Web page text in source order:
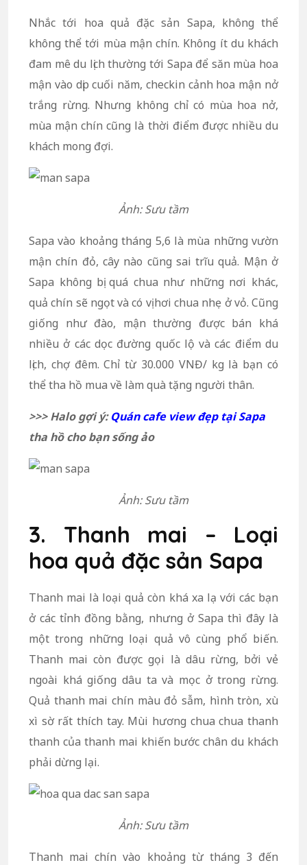
Nhắc tới hoa quả đặc sản Sapa, không thể
không thể tới mùa mận chín. Không ít du khách
đam mê du lịch thường tới Sapa để săn mùa hoa
mận vào dịp cuối năm, checkin cảnh hoa mận nở
trắng rừng. Nhưng không chỉ có mùa hoa nở,
mùa mận chín cũng là thời điểm được nhiều du
khách mong đợi.
Ảnh: Sưu tầm
Sapa vào khoảng tháng 5,6 là mùa những vườn
mận chín đỏ, cây nào cũng sai trĩu quả. Mận ở
Sapa không bị quá chua như những nơi khác,
quả chín sẽ ngọt và có vị hơi chua nhẹ ở vỏ. Cũng
giống như đào, mận thường được bán khá
nhiều ở các dọc đường quốc lộ và các điểm du
lịch, chợ đêm. Chỉ từ 30.000 VNĐ/ kg là bạn có
thể tha hồ mua về làm quà tặng người thân.
>>> Halo gợi ý:Quán cafe view đẹp tại Sapa
tha hồ cho bạn sống ảo
Ảnh: Sưu tầm
3. Thanh mai – Loại
hoa quả đặc sản Sapa
Thanh mai là loại quả còn khá xa lạ với các bạn
ở các tỉnh đồng bằng, nhưng ở Sapa thì đây là
một trong những loại quả vô cùng phổ biến.
Thanh mai còn được gọi là dâu rừng, bởi vẻ
ngoài khá giống dâu ta và mọc ở trong rừng.
Quả thanh mai chín màu đỏ sẫm, hình tròn, xù
xì sờ rất thích tay. Mùi hương chua chua thanh
thanh của thanh mai khiến bước chân du khách
phải dừng lại.
Ảnh: Sưu tầm
Thanh mai chín vào khoảng từ tháng 3 đến